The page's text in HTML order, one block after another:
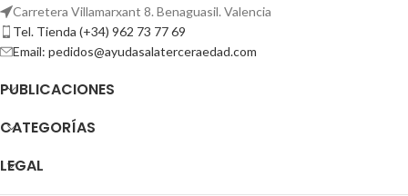
Carretera Villamarxant 8. Benaguasil. Valencia
Tel. Tienda (+34) 962 73 77 69
Email: pedidos@ayudasalaterceraedad.com
PUBLICACIONES
CATEGORÍAS
LEGAL